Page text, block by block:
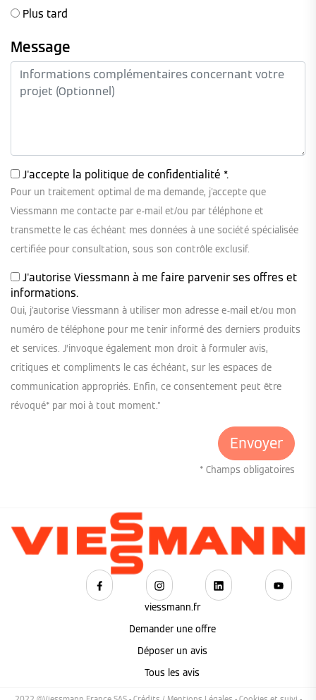
Plus tard
Message
J'accepte la politique de confidentialité *.
Pour un traitement optimal de ma demande, j'accepte que
Viessmann me contacte par e-mail et/ou par téléphone et
transmette le cas échéant mes données à une société spécialisée
certifiée pour consultation, sous son contrôle exclusif.
J'autorise Viessmann à me faire parvenir ses offres et
informations.
Oui, j'autorise Viessmann à utiliser mon adresse e-mail et/ou mon
numéro de téléphone pour me tenir informé des derniers produits
et services. J’invoque également mon droit à formuler avis,
critiques et compliments le cas échéant, sur les espaces de
communication appropriés. Enfin, ce consentement peut être
révoqué* par moi à tout moment."
* Champs obligatoires
viessmann.fr
Demander une offre
Déposer un avis
Tous les avis